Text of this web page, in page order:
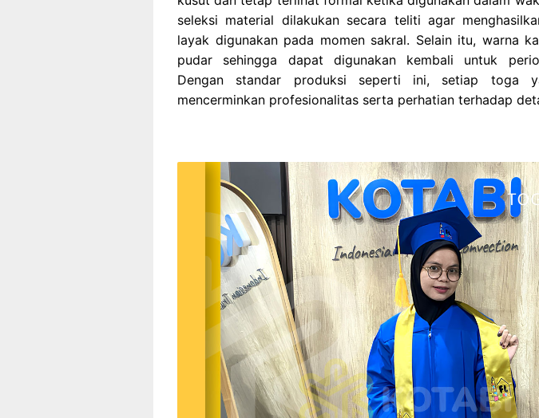
seleksi material dilakukan secara teliti agar
layak digunakan pada momen sakral. Selain itu, warna
pudar sehingga dapat digunakan kembali untuk
Dengan standar produksi seperti ini, setiap toga
mencerminkan profesionalitas serta perhatian terhadap